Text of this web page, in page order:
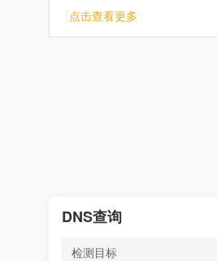
Registrar Abuse
Name Server: A8.SHARE-
点击查看更多
DNS查询
检测目标